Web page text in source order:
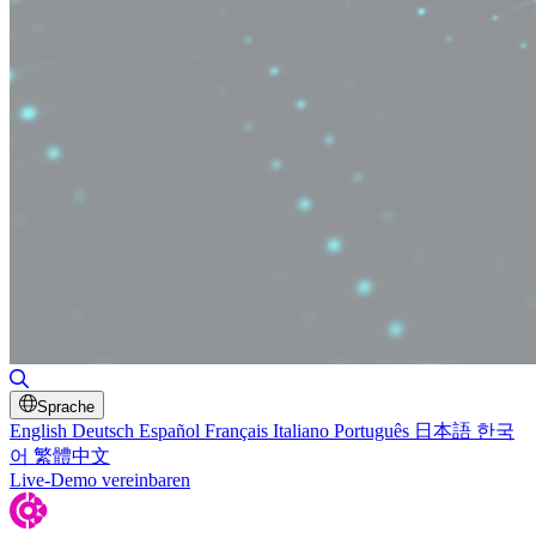
Sprache
English Deutsch Español Français Italiano Português 日本語 한국
어 繁體中文
Live-Demo vereinbaren